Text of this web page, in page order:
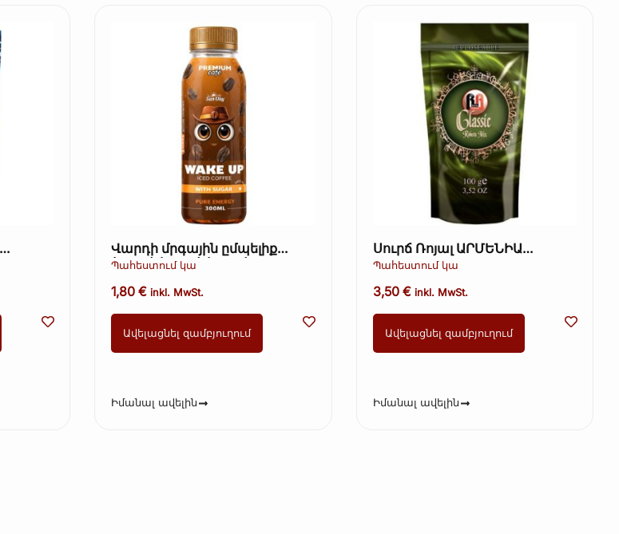
Վարդի մրգային ըմպելիք
(Kopie) (Kopie) (Kopie)
Պահեստում կա
1,80 € inkl. MwSt.
Ավելացնել զամբյուղում
Իմանալ ավելին
Սուրճ Ռոյալ ԱՐՄԵՆԻԱ
Դասական Ռոբուստա
Պահեստում կա
3,50 € inkl. MwSt.
Ավելացնել զամբյուղում
Իմանալ ավելին